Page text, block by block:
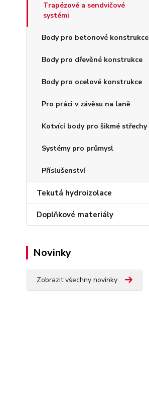
Trapézové a sendvičové
systémi
Body pro betonové konstrukce
Body pro dřevěné konstrukce
Body pro ocelové konstrukce
Pro práci v závěsu na laně
Kotvící body pro šikmé střechy
Systémy pro průmysl
Příslušenství
Tekutá hydroizolace
Doplňkové materiály
Novinky
Zobrazit všechny novinky